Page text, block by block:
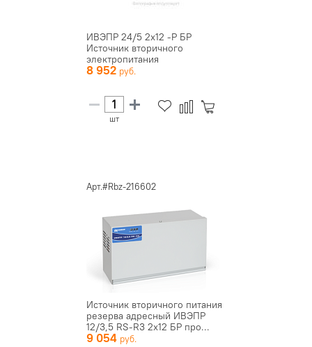
ИВЭПР 24/5 2х12 -Р БР
Источник вторичного
электропитания
резервированный
8 952
шт
Арт.#Rbz-216602
Источник вторичного питания
резерва адресный ИВЭПР
12/3,5 RS-R3 2х12 БР про...
9 054